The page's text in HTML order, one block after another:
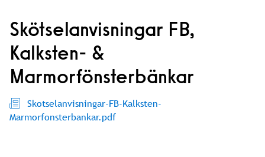
Skötselanvisningar FB,
Kalksten- &
Marmorfönsterbänkar
Skotselanvisningar-FB-Kalksten-
Marmorfonsterbankar.pdf